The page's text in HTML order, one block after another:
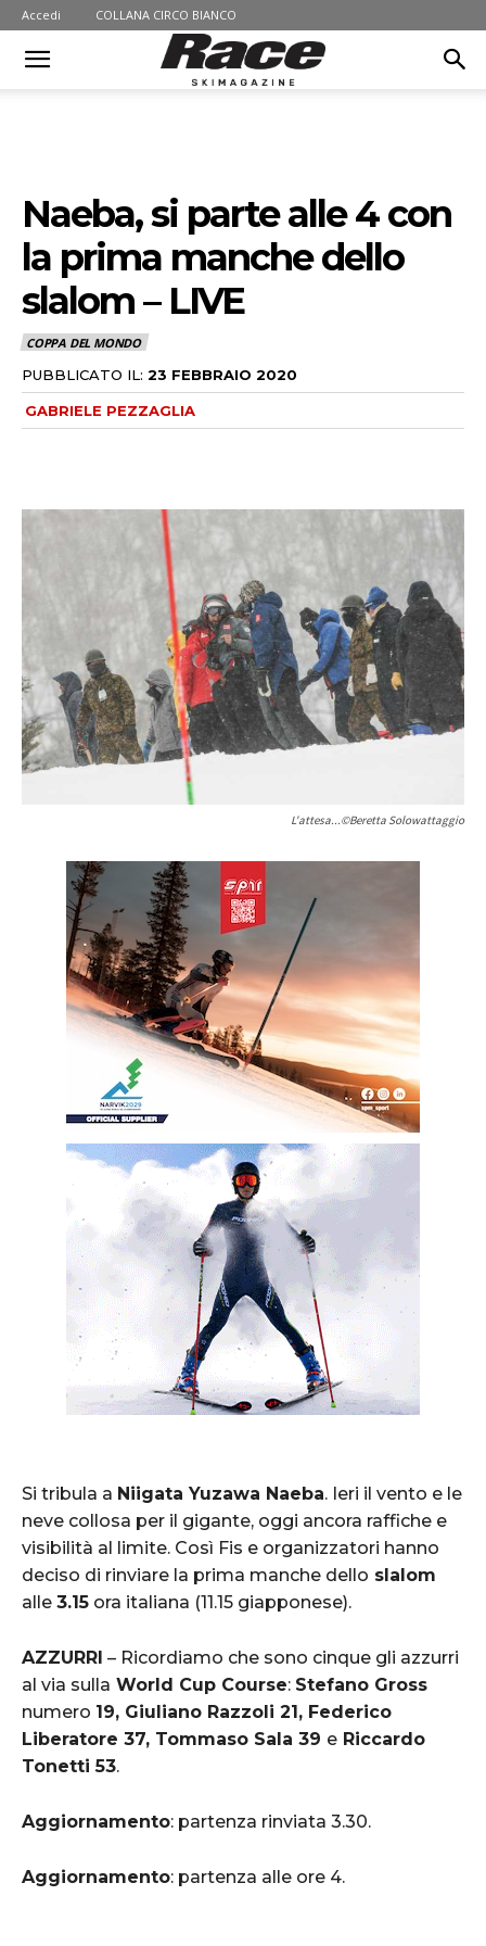
Accedi COLLANA CIRCO BIANCO
Naeba, si parte alle 4 con
la prima manche dello
slalom – LIVE
COPPA DEL MONDO
PUBBLICATO IL: 23 FEBBRAIO 2020
GABRIELE PEZZAGLIA
L'attesa...©Beretta Solowattaggio
Si tribula a Niigata Yuzawa Naeba. Ieri il vento e le
neve collosa per il gigante, oggi ancora raffiche e
visibilità al limite. Così Fis e organizzatori hanno
deciso di rinviare la prima manche dello slalom
alle 3.15 ora italiana (11.15 giapponese).
AZZURRI – Ricordiamo che sono cinque gli azzurri
al via sulla World Cup Course: Stefano Gross
numero 19, Giuliano Razzoli 21, Federico
Liberatore 37, Tommaso Sala 39 e Riccardo
Tonetti 53.
Aggiornamento: partenza rinviata 3.30.
Aggiornamento: partenza alle ore 4.